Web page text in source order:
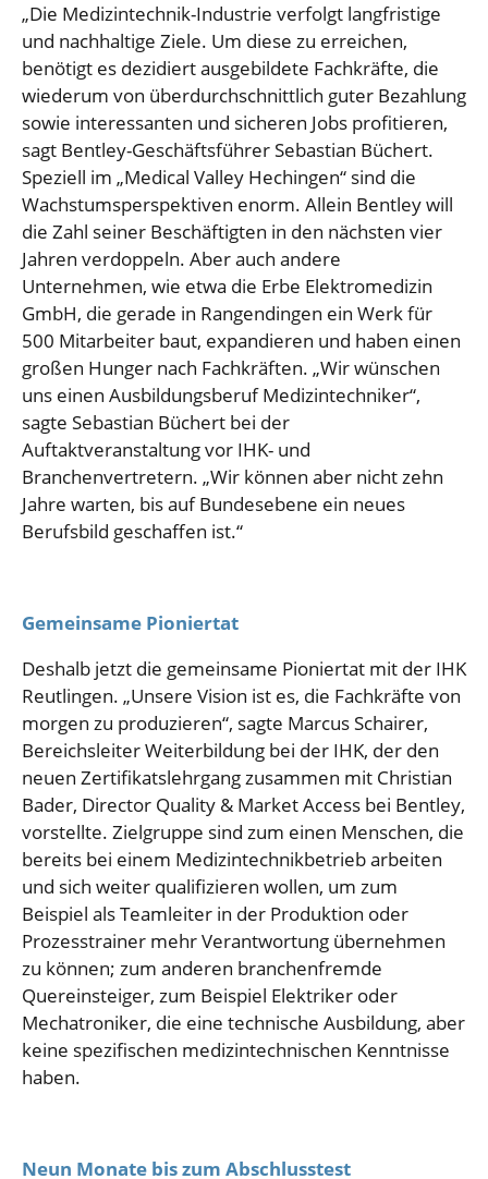
„Die Medizintechnik-Industrie verfolgt langfristige
und nachhaltige Ziele. Um diese zu erreichen,
benötigt es dezidiert ausgebildete Fachkräfte, die
wiederum von überdurchschnittlich guter Bezahlung
sowie interessanten und sicheren Jobs profitieren,
sagt Bentley-Geschäftsführer Sebastian Büchert.
Speziell im „Medical Valley Hechingen“ sind die
Wachstumsperspektiven enorm. Allein Bentley will
die Zahl seiner Beschäftigten in den nächsten vier
Jahren verdoppeln. Aber auch andere
Unternehmen, wie etwa die Erbe Elektromedizin
GmbH, die gerade in Rangendingen ein Werk für
500 Mitarbeiter baut, expandieren und haben einen
großen Hunger nach Fachkräften. „Wir wünschen
uns einen Ausbildungsberuf Medizintechniker“,
sagte Sebastian Büchert bei der
Auftaktveranstaltung vor IHK- und
Branchenvertretern. „Wir können aber nicht zehn
Jahre warten, bis auf Bundesebene ein neues
Berufsbild geschaffen ist.“
Gemeinsame Pioniertat
Deshalb jetzt die gemeinsame Pioniertat mit der IHK
Reutlingen. „Unsere Vision ist es, die Fachkräfte von
morgen zu produzieren“, sagte Marcus Schairer,
Bereichsleiter Weiterbildung bei der IHK, der den
neuen Zertifikatslehrgang zusammen mit Christian
Bader, Director Quality & Market Access bei Bentley,
vorstellte. Zielgruppe sind zum einen Menschen, die
bereits bei einem Medizintechnikbetrieb arbeiten
und sich weiter qualifizieren wollen, um zum
Beispiel als Teamleiter in der Produktion oder
Prozesstrainer mehr Verantwortung übernehmen
zu können; zum anderen branchenfremde
Quereinsteiger, zum Beispiel Elektriker oder
Mechatroniker, die eine technische Ausbildung, aber
keine spezifischen medizintechnischen Kenntnisse
haben.
Neun Monate bis zum Abschlusstest